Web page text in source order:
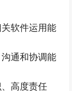
软件运用能
通和协调能
高度责任